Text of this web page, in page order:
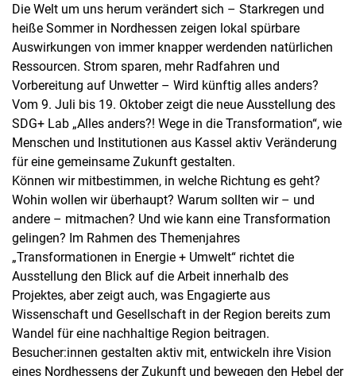
Die Welt um uns herum verändert sich – Starkregen und
heiße Sommer in Nordhessen zeigen lokal spürbare
Auswirkungen von immer knapper werdenden natürlichen
Ressourcen. Strom sparen, mehr Radfahren und
Vorbereitung auf Unwetter – Wird künftig alles anders?
Vom 9. Juli bis 19. Oktober zeigt die neue Ausstellung des
SDG+ Lab „Alles anders?! Wege in die Transformation“, wie
Menschen und Institutionen aus Kassel aktiv Veränderung
für eine gemeinsame Zukunft gestalten.
Können wir mitbestimmen, in welche Richtung es geht?
Wohin wollen wir überhaupt? Warum sollten wir – und
andere – mitmachen? Und wie kann eine Transformation
gelingen? Im Rahmen des Themenjahres
„Transformationen in Energie + Umwelt“ richtet die
Ausstellung den Blick auf die Arbeit innerhalb des
Projektes, aber zeigt auch, was Engagierte aus
Wissenschaft und Gesellschaft in der Region bereits zum
Wandel für eine nachhaltige Region beitragen.
Besucher:innen gestalten aktiv mit, entwickeln ihre Vision
eines Nordhessens der Zukunft und bewegen den Hebel der